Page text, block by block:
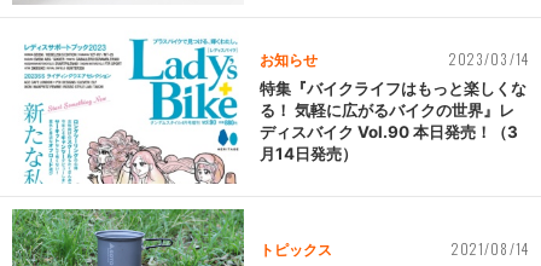
お知らせ 2023/03/14
特集『バイクライフはもっと楽しくな
る！ 気軽に広がるバイクの世界』レ
ディスバイク Vol.90 本日発売！（3
月14日発売）
トピックス 2021/08/14